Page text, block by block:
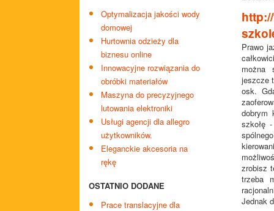
Optymalizacja jakości wody
domowej
Hurtownia odzieży dla
biznesu online
Innowacyjne rozwiązania do
obróbki materiałów
Maszyna do precyzyjnego
lutowania elektroniki
Usługi agencji dla allegro
użytkowników.
Eleganckie akcesoria na
rękę
OSTATNIO DODANE
Prace translacyjne dla
Prawo
można
jeszcze
osk.
dobrym
szkołę
zrobisz
trzeba
Jednak